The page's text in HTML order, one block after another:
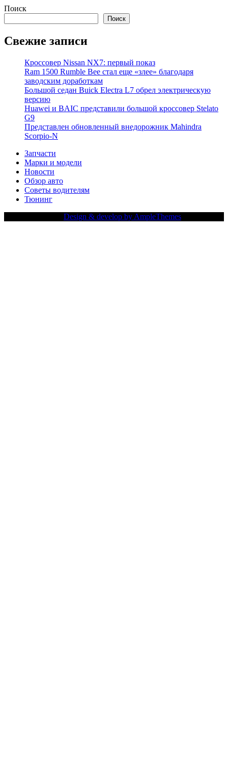
Поиск
Поиск
Свежие записи
Кроссовер Nissan NX7: первый показ
Ram 1500 Rumble Bee стал еще «злее» благодаря
заводским доработкам
Большой седан Buick Electra L7 обрел электрическую
версию
Huawei и BAIC представили большой кроссовер Stelato
G9
Представлен обновленный внедорожник Mahindra
Scorpio-N
Запчасти
Марки и модели
Новости
Обзор авто
Советы водителям
Тюнинг
Design & develop by AmpleThemes